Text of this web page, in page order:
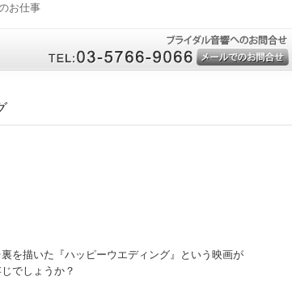
お仕事
ブライダル音響へのお問合せ
tel：03-5766-9066
メールでのお問合
を描いた『ハッピーウエディング』という映画が
でしょうか？